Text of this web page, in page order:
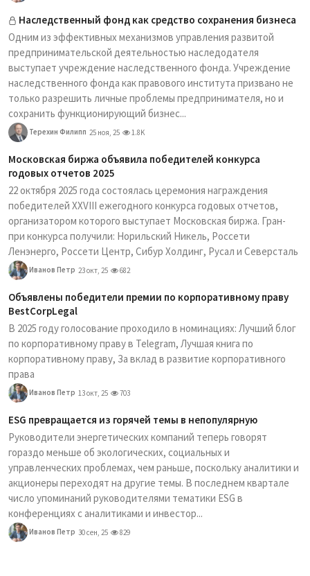
Наследственный фонд как средство сохранения бизнеса
Одним из эффективных механизмов управления развитой
предпринимательской деятельностью наследодателя
выступает учреждение наследственного фонда. Учреждение
наследственного фонда как правового института призвано не
только разрешить личные проблемы предпринимателя, но и
сохранить функционирующий бизнес...
Терехин Филипп 25 ноя, 25 1.8K
Московская биржа объявила победителей конкурса
годовых отчетов 2025
22 октября 2025 года состоялась церемония награждения
победителей XXVIII ежегодного конкурса годовых отчетов,
организатором которого выступает Московская биржа. Гран-
при конкурса получили: Норильский Никель, Россети
Ленэнерго, Россети Центр, Сибур Холдинг, Русал и Северсталь
Иванов Петр 23 окт, 25 682
Объявлены победители премии по корпоративному праву
BestCorpLegal
В 2025 году голосование проходило в номинациях: Лучший блог
по корпоративному праву в Telegram, Лучшая книга по
корпоративному праву, За вклад в развитие корпоративного
права
Иванов Петр 13 окт, 25 703
ESG превращается из горячей темы в непопулярную
Руководители энергетических компаний теперь говорят
гораздо меньше об экологических, социальных и
управленческих проблемах, чем раньше, поскольку аналитики и
акционеры переходят на другие темы. В последнем квартале
число упоминаний руководителями тематики ESG в
конференциях с аналитиками и инвестор...
Иванов Петр 30 сен, 25 829